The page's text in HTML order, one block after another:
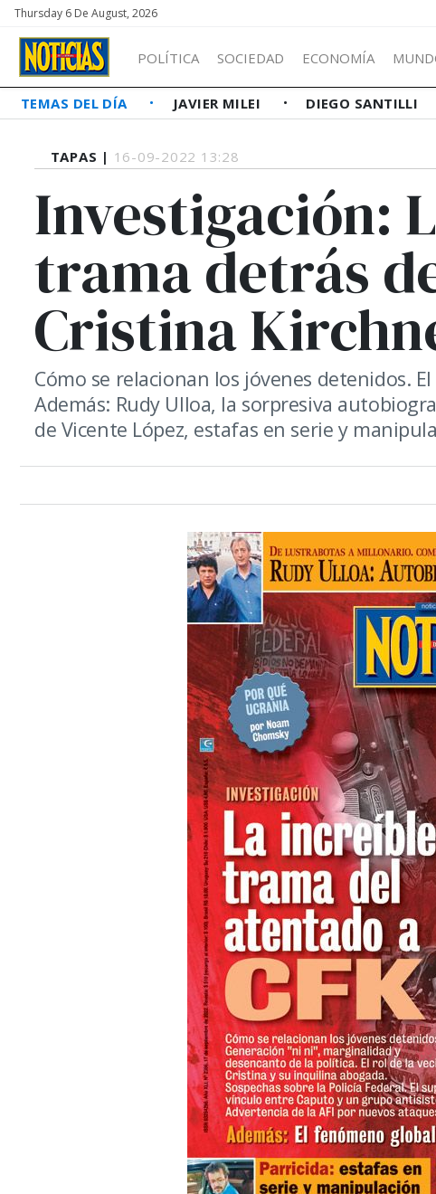
Thursday 6 De August, 2026
POLÍTICA SOCIEDAD ECONOMÍA
TEMAS DEL DÍA JAVIER MILEI DIEGO SANTILLI
TAPAS | 16-09-2022 13:28
Investigación:
trama detrás
Cristina
Cómo se relacionan los jóvenes detenidos.
Además: Rudy Ulloa, la sorpresiva
de Vicente López, estafas en serie y